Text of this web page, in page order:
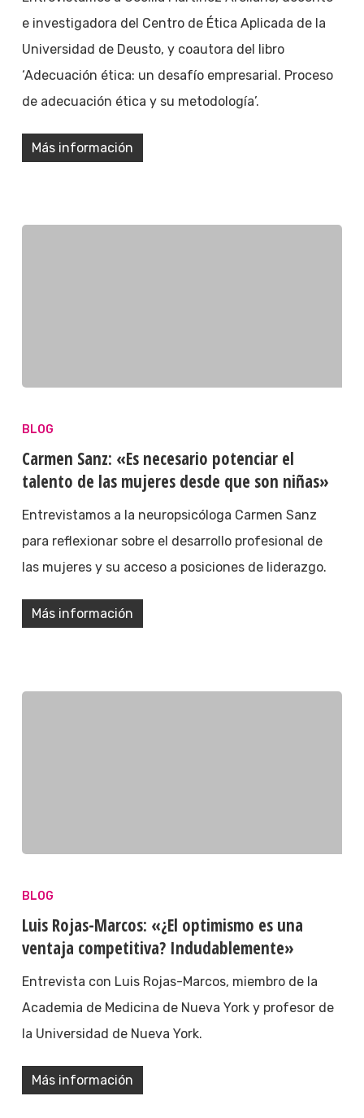
e investigadora del Centro de Ética Aplicada de la
Universidad de Deusto, y coautora del libro
‘Adecuación ética: un desafío empresarial. Proceso
de adecuación ética y su metodología’.
Más información
BLOG
Carmen Sanz: «Es necesario potenciar el
talento de las mujeres desde que son niñas»
Entrevistamos a la neuropsicóloga Carmen Sanz
para reflexionar sobre el desarrollo profesional de
las mujeres y su acceso a posiciones de liderazgo.
Más información
BLOG
Luis Rojas-Marcos: «¿El optimismo es una
ventaja competitiva? Indudablemente»
Entrevista con Luis Rojas-Marcos, miembro de la
Academia de Medicina de Nueva York y profesor de
la Universidad de Nueva York.
Más información